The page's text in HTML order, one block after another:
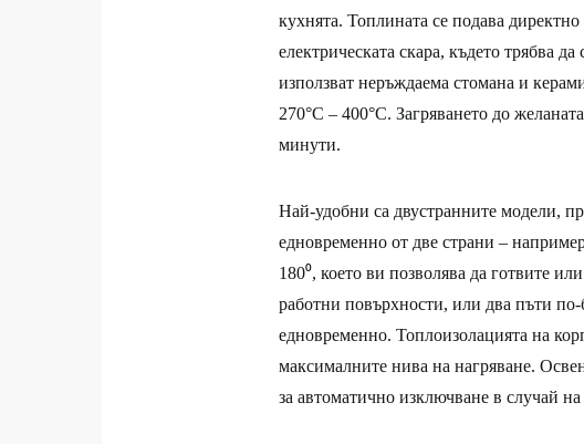
кухнята. Топлината се подава
електрическата скара, където трябва
използват неръждаема стомана и
270°C – 400°C. Загряването до
минути.
Най-удобни са двустранните модели,
едновременно от две страни –
180⁰, което ви позволява да готвите
работни повърхности, или два пъти по-
едновременно. Топлоизолацията на
максималните нива на нагряване.
за автоматично изключване в случай на